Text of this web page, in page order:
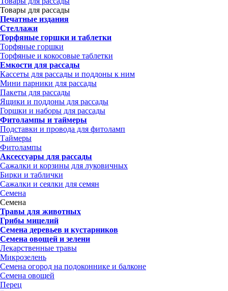
Товары для рассады
Печатные издания
Стеллажи
Торфяные горшки и таблетки
Торфяные горшки
Торфяные и кокосовые таблетки
Емкости для рассады
Кассеты для рассады и поддоны к ним
Мини парники для рассады
Пакеты для рассады
Ящики и поддоны для рассады
Горшки и наборы для рассады
Фитолампы и таймеры
Подставки и провода для фитоламп
Таймеры
Фитолампы
Аксессуары для рассады
Сажалки и корзины для луковичных
Бирки и таблички
Сажалки и сеялки для семян
Семена
Семена
Травы для животных
Грибы мицелий
Семена деревьев и кустарников
Семена овощей и зелени
Лекарственные травы
Микрозелень
Семена огород на подоконнике и балконе
Семена овощей
Перец